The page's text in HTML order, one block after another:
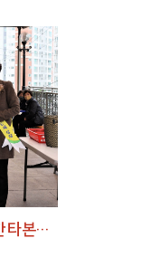
성전건기금마련을 위한 타본당 모금미사